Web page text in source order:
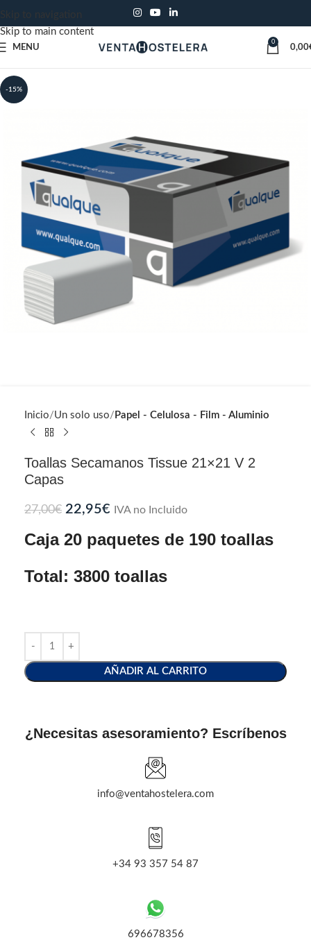
Skip to navigation
Skip to main content
MENU
0
0,00
-15%
Inicio Un solo uso Papel - Celulosa - Film - Aluminio
Toallas Secamanos Tissue 21×21 V 2
Capas
27,00€ 22,95€ IVA no Incluido
Caja 20 paquetes de 190 toallas
Total: 3800 toallas
AÑADIR AL CARRITO
¿Necesitas asesoramiento? Escríbenos
info@ventahostelera.com
+34 93 357 54 87
696678356